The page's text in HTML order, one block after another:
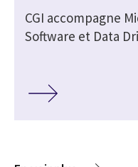
CGI accompagne
Software et Data